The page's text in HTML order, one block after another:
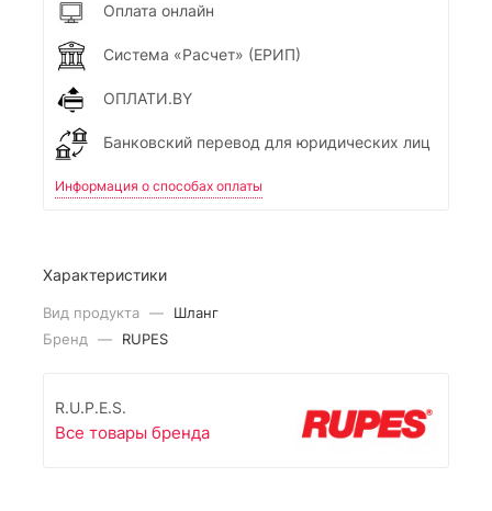
Оплата онлайн
Система «Расчет» (ЕРИП)
ОПЛАТИ.BY
Банковский перевод для юридических лиц
Информация о способах оплаты
Характеристики
Вид продукта —
Шланг
Бренд — RUPES
R.U.P.E.S.
Все товары бренда